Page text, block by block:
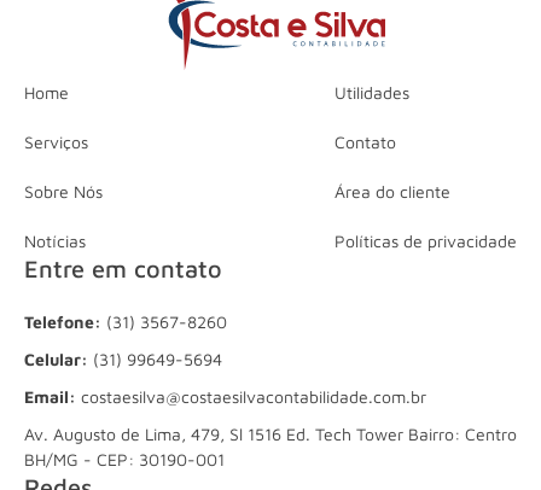
Home
Serviços
Sobre Nós
Notícias
Utilidades
Contato
Área do cliente
Políticas de privacidade
Entre em contato
Telefone: (31) 3567-8260
Celular: (31) 99649-5694
Email: costaesilva@costaesilvacontabilidade.com.br
Av. Augusto de Lima, 479, Sl 1516 Ed. Tech Tower Bairro: Centro
BH/MG - CEP: 30190-001